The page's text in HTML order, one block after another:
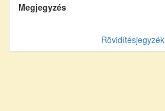
Megjegyzés
Rövidítésjegyzék